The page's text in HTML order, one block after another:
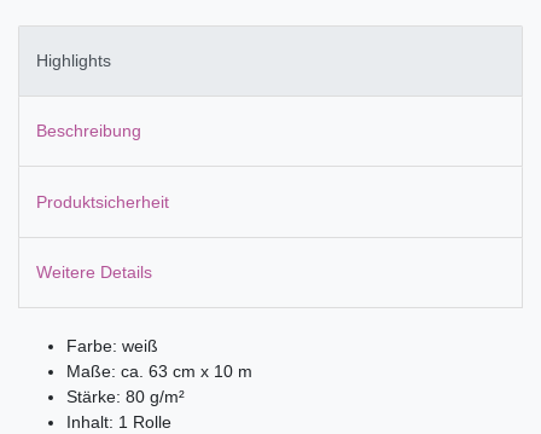
Highlights
Beschreibung
Produktsicherheit
Weitere Details
Farbe: weiß
Maße: ca. 63 cm x 10 m
Stärke: 80 g/m²
Inhalt: 1 Rolle